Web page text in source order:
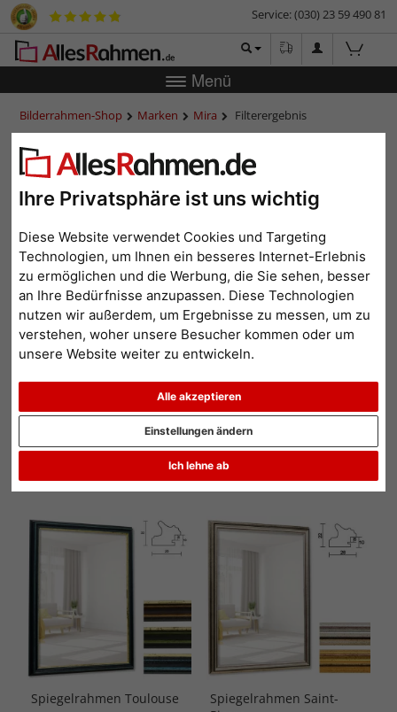
Ihre Privatsphäre ist uns wichtig
Diese Website verwendet Cookies und Targeting
Technologien, um Ihnen ein besseres Internet-Erlebnis
zu ermöglichen und die Werbung, die Sie sehen, besser
an Ihre Bedürfnisse anzupassen. Diese Technologien
nutzen wir außerdem, um Ergebnisse zu messen, um zu
verstehen, woher unsere Besucher kommen oder um
unsere Website weiter zu entwickeln.
Alle akzeptieren
Ich lehne ab
Einstellungen ändern
Service: (030) 23 59 490 81
Menü
Bilderrahmen-Shop Marken Mira Filterergebnis
Spiegelrahmen aus Holz von
mira
Spiegelrahmen sind meist aus Holz gefertigt. Mira Holzrahmen mit
eingesetztem Spiegel erinnern in ihrer Ausstrahlung an Stilrahmen.
Der Hersteller Mira bietet eine große Bandbreite an Spiegelrahmen
aus Holz, vom kleinen bis hin zum extragroßen Format.
Maßanfertigungen sind ebenfalls realisierbar. Damit das Gewicht der
Spiegelplatte getragen werden kann, sind diese Spiegelrahmen mit
verstärkten Holzleisten versehen worden.
Alle Filter zurücksetzen
Rahmentyp: Wandspiegel
Beliebtheit Preis aufsteigend Preis absteigend
Spiegelrahmen Toulouse
Spiegelrahmen Saint-